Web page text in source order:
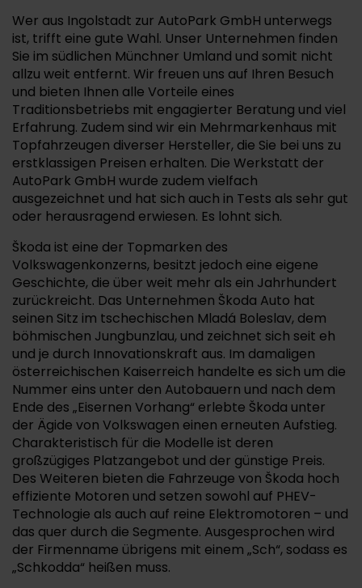
Wer aus Ingolstadt zur AutoPark GmbH unterwegs
ist, trifft eine gute Wahl. Unser Unternehmen finden
Sie im südlichen Münchner Umland und somit nicht
allzu weit entfernt. Wir freuen uns auf Ihren Besuch
und bieten Ihnen alle Vorteile eines
Traditionsbetriebs mit engagierter Beratung und viel
Erfahrung. Zudem sind wir ein Mehrmarkenhaus mit
Topfahrzeugen diverser Hersteller, die Sie bei uns zu
erstklassigen Preisen erhalten. Die Werkstatt der
AutoPark GmbH wurde zudem vielfach
ausgezeichnet und hat sich auch in Tests als sehr gut
oder herausragend erwiesen. Es lohnt sich.
Škoda ist eine der Topmarken des
Volkswagenkonzerns, besitzt jedoch eine eigene
Geschichte, die über weit mehr als ein Jahrhundert
zurückreicht. Das Unternehmen Škoda Auto hat
seinen Sitz im tschechischen Mladá Boleslav, dem
böhmischen Jungbunzlau, und zeichnet sich seit eh
und je durch Innovationskraft aus. Im damaligen
österreichischen Kaiserreich handelte es sich um die
Nummer eins unter den Autobauern und nach dem
Ende des „Eisernen Vorhang“ erlebte Škoda unter
der Ägide von Volkswagen einen erneuten Aufstieg.
Charakteristisch für die Modelle ist deren
großzügiges Platzangebot und der günstige Preis.
Des Weiteren bieten die Fahrzeuge von Škoda hoch
effiziente Motoren und setzen sowohl auf PHEV-
Technologie als auch auf reine Elektromotoren – und
das quer durch die Segmente. Ausgesprochen wird
der Firmenname übrigens mit einem „Sch“, sodass es
„Schkodda“ heißen muss.